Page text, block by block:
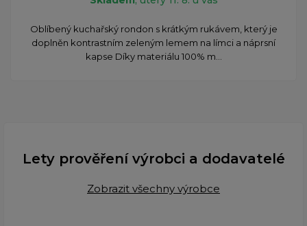
​Oblíbený kuchařský rondon s krátkým rukávem, který je
doplněn kontrastním zeleným lemem na límci a náprsní
kapse Díky materiálu 100% m...
Lety prověření výrobci a dodavatelé
Zobrazit všechny výrobce